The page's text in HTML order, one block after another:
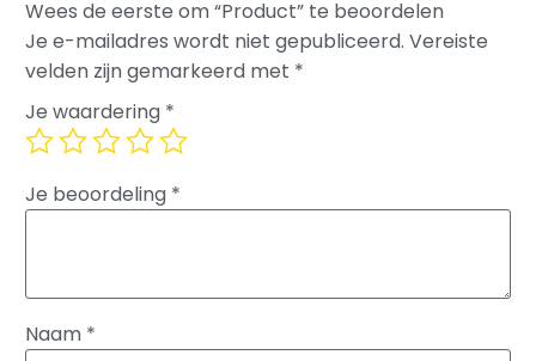
Wees de eerste om “Product” te beoordelen
Je e-mailadres wordt niet gepubliceerd. Vereiste
velden zijn gemarkeerd met *
Je waardering *
Je beoordeling *
Naam *